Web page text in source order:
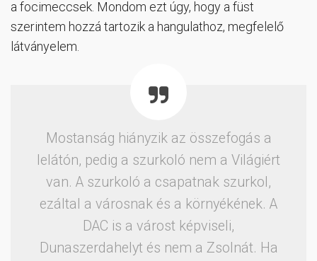
a focimeccsek. Mondom ezt úgy, hogy a füst
szerintem hozzá tartozik a hangulathoz, megfelelő
látványelem.
Mostanság hiányzik az összefogás a
lelátón, pedig a szurkoló nem a Világiért
van. A szurkoló a csapatnak szurkol,
ezáltal a városnak és a környékének. A
DAC is a várost képviseli,
Dunaszerdahelyt és nem a Zsolnát. Ha